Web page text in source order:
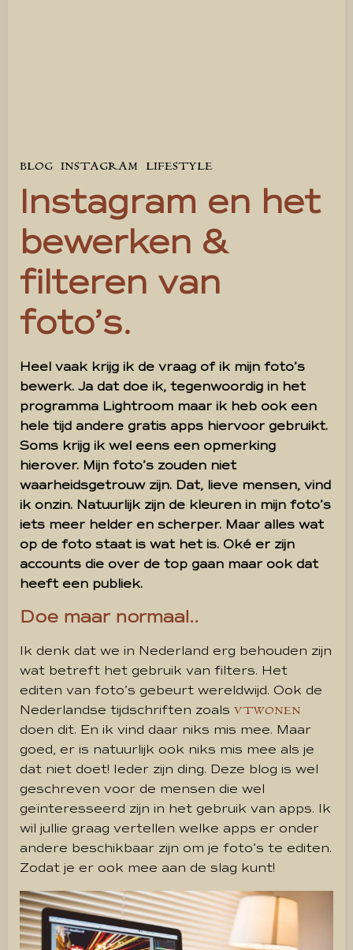
BLOG INSTAGRAM LIFESTYLE
Instagram en het
bewerken &
filteren van
foto’s.
Heel vaak krijg ik de vraag of ik mijn foto’s
bewerk. Ja dat doe ik, tegenwoordig in het
programma Lightroom maar ik heb ook een
hele tijd andere gratis apps hiervoor gebruikt.
Soms krijg ik wel eens een opmerking
hierover. Mijn foto’s zouden niet
waarheidsgetrouw zijn. Dat, lieve mensen, vind
ik onzin. Natuurlijk zijn de kleuren in mijn foto’s
iets meer helder en scherper. Maar alles wat
op de foto staat is wat het is. Oké er zijn
accounts die over de top gaan maar ook dat
heeft een publiek.
Doe maar normaal..
Ik denk dat we in Nederland erg behouden zijn
wat betreft het gebruik van filters. Het
editen van foto’s gebeurt wereldwijd. Ook de
Nederlandse tijdschriften zoals VTWONEN
doen dit. En ik vind daar niks mis mee. Maar
goed, er is natuurlijk ook niks mis mee als je
dat niet doet! Ieder zijn ding. Deze blog is wel
geschreven voor de mensen die wel
geïnteresseerd zijn in het gebruik van apps. Ik
wil jullie graag vertellen welke apps er onder
andere beschikbaar zijn om je foto’s te editen.
Zodat je er ook mee aan de slag kunt!